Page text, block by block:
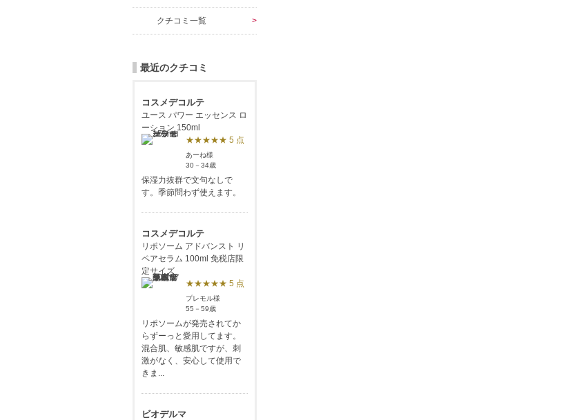
クチコミ一覧
最近のクチコミ
コスメデコルテ
ユース パワー エッセンス ロ
ーション 150ml
★★★★★ 5 点
あーね様
30－34歳
保湿力抜群で文句なしで
す。季節問わず使えます。
コスメデコルテ
リポソーム アドバンスト リ
ペアセラム 100ml 免税店限
定サイズ
★★★★★ 5 点
プレモル様
55－59歳
リポソームが発売されてか
らずーっと愛用してます。
混合肌、敏感肌ですが、刺
激がなく、安心して使用で
きま...
ビオデルマ